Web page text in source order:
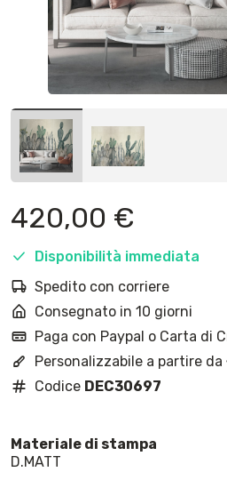
420,00 €
Disponibilità immediata
Spedito con corriere
Consegnato in 10 giorni
Paga con Paypal o Carta di
Personalizzabile a partire da
Codice DEC30697
D.MATT